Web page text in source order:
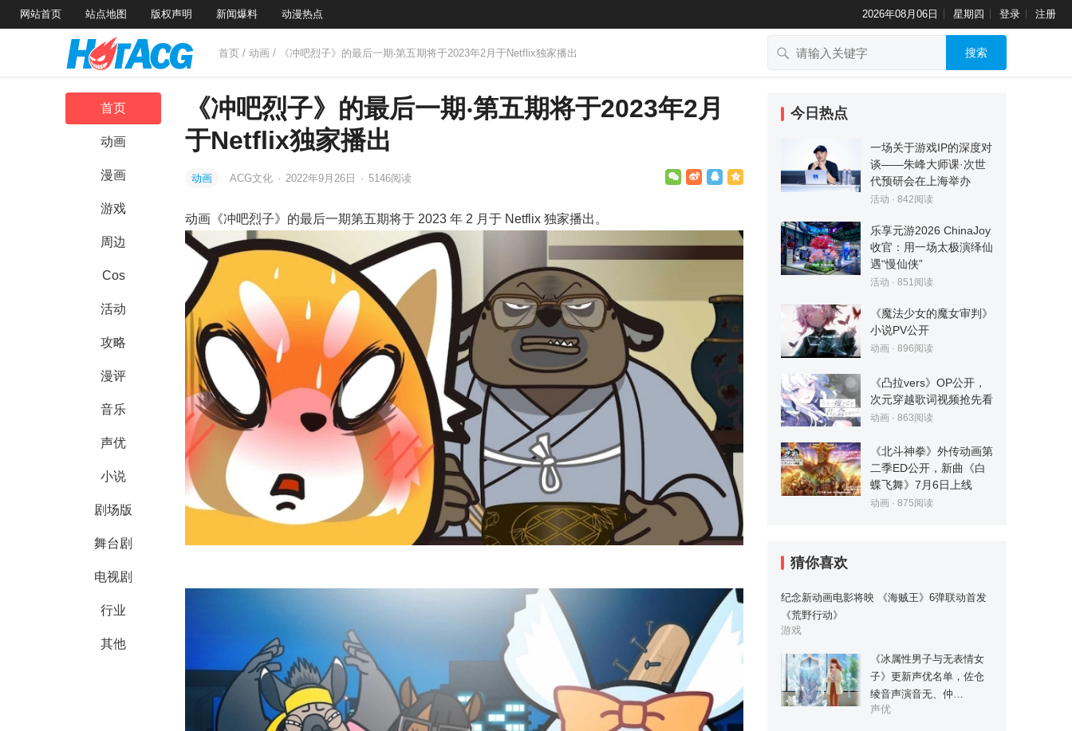
网站首页 站点地图 版权声明 新闻爆料 动漫热点 2026年08月06日 星期四 登录 注册
首页 / 动画 / 《冲吧烈子》的最后一期‧第五期将于2023年2月于Netflix独家播出 搜索
首页
动画
漫画
游戏
周边
Cos
活动
攻略
漫评
音乐
声优
小说
剧场版
舞台剧
电视剧
行业
其他
《冲吧烈子》的最后一期‧第五期将于2023年2月
于Netflix独家播出
动画 ACG文化 · 2022年9月26日 · 5146阅读
动画《冲吧烈子》的最后一期第五期将于 2023 年 2 月于 Netflix 独家播出。
今日热点
一场关于游戏IP的深度对
谈——朱峰大师课·次世
代预研会在上海举办
活动 · 842阅读
乐享元游2026 ChinaJoy
收官：用一场太极演绎仙
遇“慢仙侠”
活动 · 851阅读
《魔法少女的魔女审判》
小说PV公开
动画 · 896阅读
《凸拉vers》OP公开，
次元穿越歌词视频抢先看
动画 · 863阅读
《北斗神拳》外传动画第
二季ED公开，新曲《白
蝶飞舞》7月6日上线
动画 · 875阅读
猜你喜欢
纪念新动画电影将映 《海贼王》6弹联动首发
《荒野行动》
游戏
《冰属性男子与无表情女
子》更新声优名单，佐仓
绫音声演音无、仲…
声优